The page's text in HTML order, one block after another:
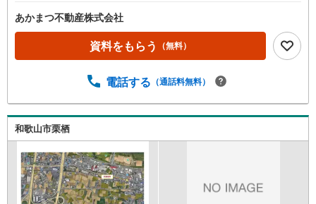
あかまつ不動産株式会社
資料をもらう （無料）
電話する （通話料無料）
和歌山市栗栖